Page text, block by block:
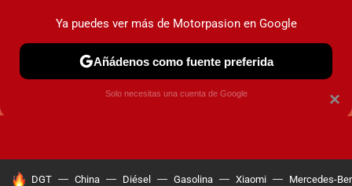
GUÍAS DE COMPRA OFERTAS DE COCHES CONSEJOS
HOY SE HABLA DE
DGT China Diésel Gasolina Xiaomi Mercedes-
×
Ya puedes ver más de Motorpasion en Google
Añádenos como fuente preferida
Solo necesitas una cuenta de Google